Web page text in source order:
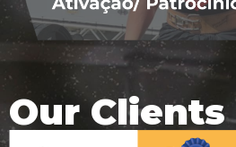
Our Clients